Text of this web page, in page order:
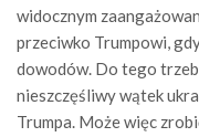
widocznym
przeciwko Trumpowi,
dowodów. Do tego
nieszczęśliwy wątek
Trumpa. Może więc